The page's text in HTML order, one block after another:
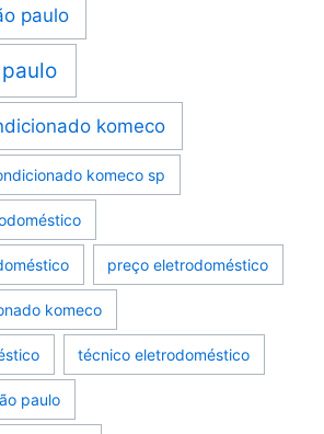
paulo
komeco
komeco sp
preço eletrodoméstico
komeco
técnico eletrodoméstico
paulo